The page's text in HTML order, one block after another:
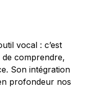
vocal : c’est
comprendre,
Son intégration
profondeur nos